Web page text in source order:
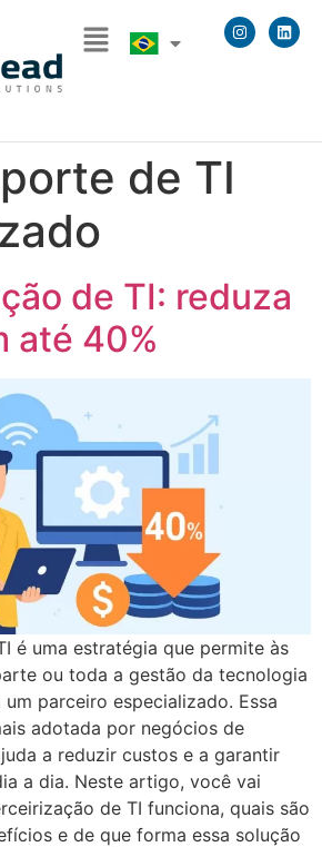
de TI
de TI: reduza
até 40%
é uma estratégia que permite às
ou toda a gestão da tecnologia
parceiro especializado. Essa
adotada por negócios de
a reduzir custos e a garantir
a dia. Neste artigo, você vai
de TI funciona, quais são
e de que forma essa solução